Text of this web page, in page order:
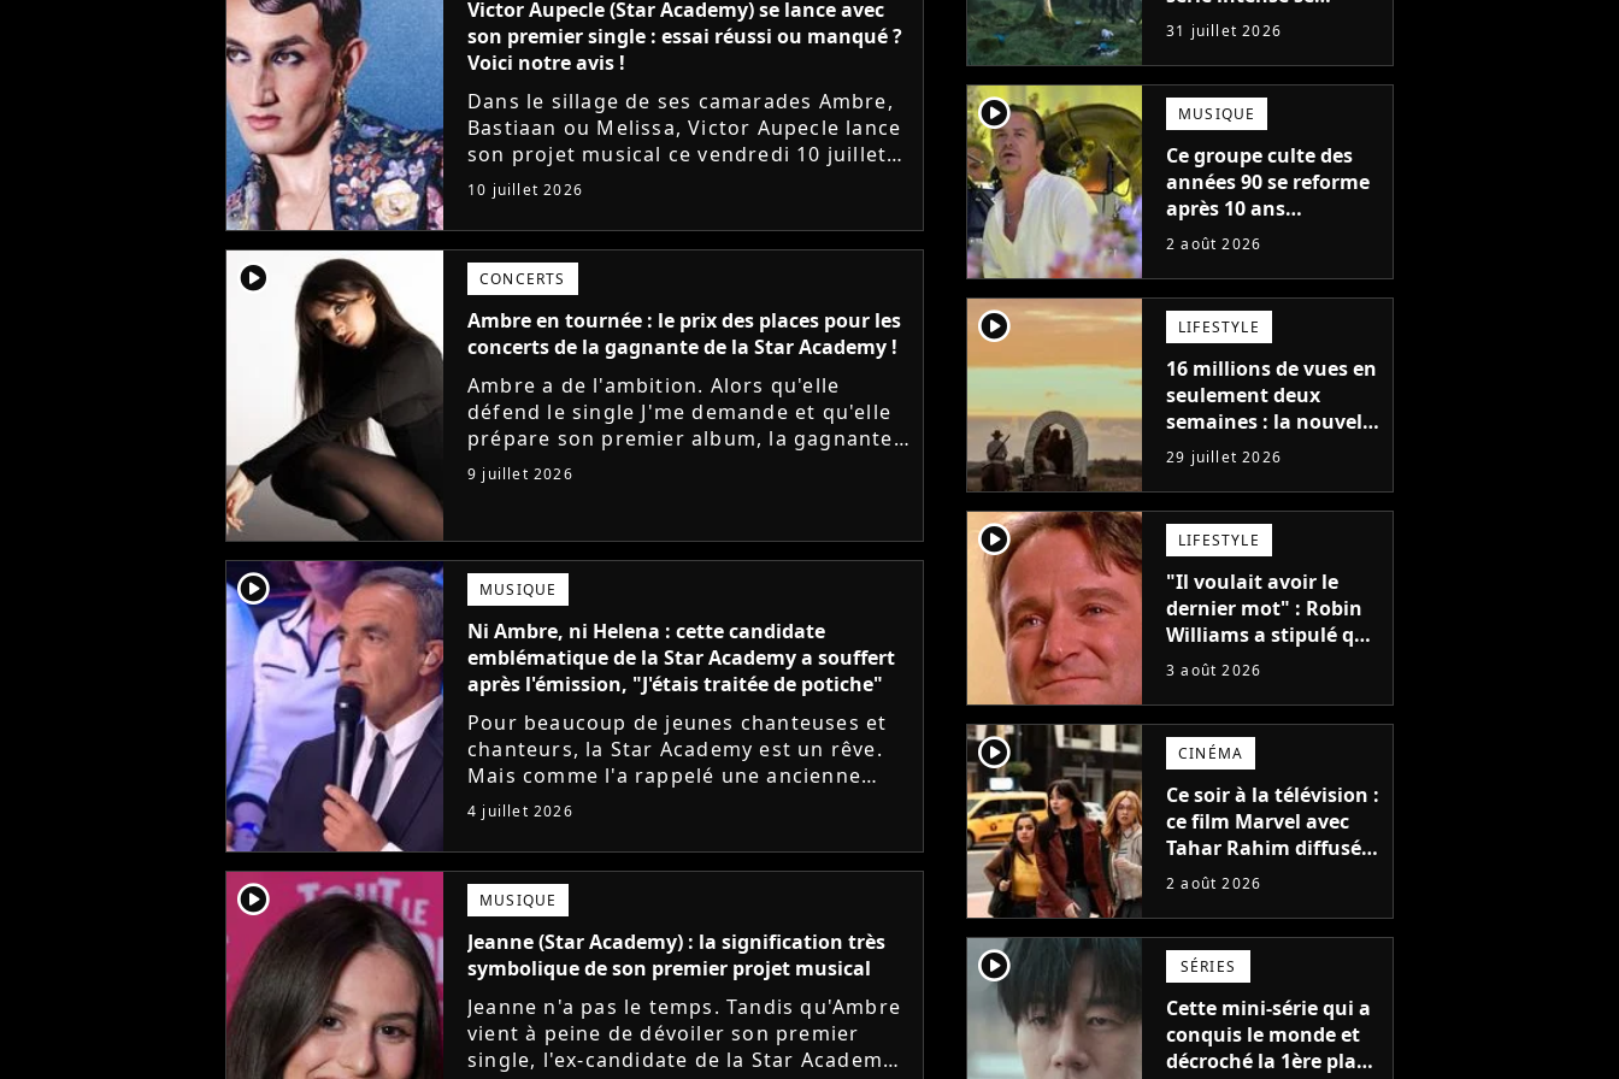
Victor Aupecle (Star Academy) se lance avec
son premier single : essai réussi ou manqué ?
Voici notre avis !
Dans le sillage de ses camarades Ambre,
Bastiaan ou Melissa, Victor Aupecle lance
son projet musical ce vendredi 10 juillet
avec la parution du single Je fais de mon
mieux. Le demi-finaliste...
10 juillet 2026
player2 CONCERTS
Ambre en tournée : le prix des places pour les
concerts de la gagnante de la Star Academy !
Ambre a de l'ambition. Alors qu'elle
défend le single J'me demande et qu'elle
prépare son premier album, la gagnante
de la dernière saison de la Star Academy
annonce les dates de sa...
9 juillet 2026
player2 MUSIQUE
Ni Ambre, ni Helena : cette candidate
emblématique de la Star Academy a souffert
après l'émission, "J'étais traitée de potiche"
Pour beaucoup de jeunes chanteuses et
chanteurs, la Star Academy est un rêve.
Mais comme l'a rappelé une ancienne
gagnante, l'émission de TF1 n'est pas
toujours simple à vivre.
4 juillet 2026
player2 MUSIQUE
Jeanne (Star Academy) : la signification très
symbolique de son premier projet musical
Jeanne n'a pas le temps. Tandis qu'Ambre
vient à peine de dévoiler son premier
single, l'ex-candidate de la Star Academy
regarde en une seule
après-midi
31 juillet 2026
player2 MUSIQUE
Ce groupe culte des
années 90 se reforme
après 10 ans
d'absence et annonce
2 août 2026
player2 LIFESTYLE
16 millions de vues en
seulement deux
semaines : la nouvelle
série Netflix idéale
pour les fans de
Yellowstone
29 juillet 2026
player2 LIFESTYLE
"Il voulait avoir le
dernier mot" : Robin
Williams a stipulé que
sa voix ne pourrait
2039, pourtant Disney
possède des
enregistrements
inédits
3 août 2026
player2 CINÉMA
Ce soir à la télévision :
ce film Marvel avec
Tahar Rahim diffusé
pour la toute
France
2 août 2026
player2 SÉRIES
Cette mini-série qui a
conquis le monde et
décroché la 1ère place